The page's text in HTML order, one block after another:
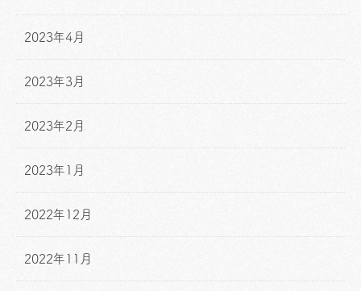
2023年4月
2023年3月
2023年2月
2023年1月
2022年12月
2022年11月